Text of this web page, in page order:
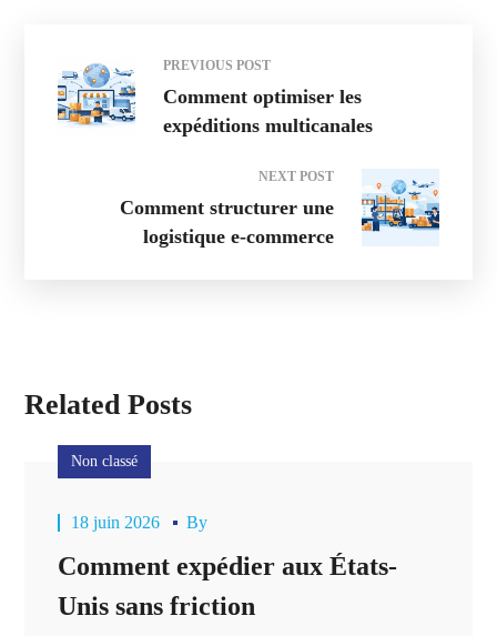
PREVIOUS POST
Comment optimiser les
expéditions multicanales
NEXT POST
Comment structurer une
logistique e-commerce
Related Posts
Non classé
18 juin 2026 By
Comment expédier aux États-
Unis sans friction